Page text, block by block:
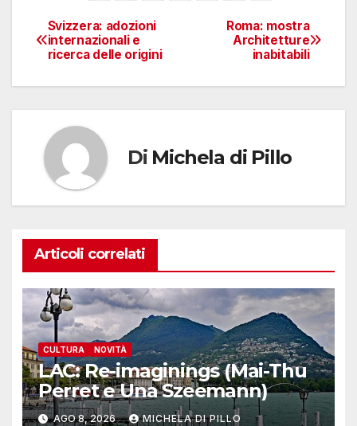
Navigazione
articoli
Roma: mostra
Architetture
inabitabili
Svizzera: adozioni
internazionali e
ricerca delle origini
Di Michela di Pillo
Articoli correlati
CULTURA NOVITÀ
LAC: Re-imaginings (Mai-Thu
Perret e Una Szeemann)
AGO 8, 2026 MICHELA DI PILLO